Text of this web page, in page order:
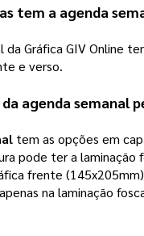
tem a agenda
da Gráfica GIV Online
e verso.
agenda semanal
tem as opções em
pode ter a laminação
frente
na laminação